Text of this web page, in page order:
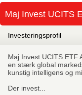
Skip
main
Maj Invest UCITS
Investeringsprofil
Maj Invest UCITS ETF
en stærk global
kunstig intelligens og
Der invest...